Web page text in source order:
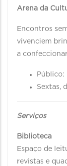
Arena da
Encontros
vivenciem
a
Público:
Sextas,
Serviços
Biblioteca
Espaço de
revistas e